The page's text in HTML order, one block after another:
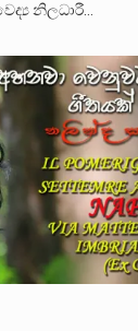
නිලධාරී…